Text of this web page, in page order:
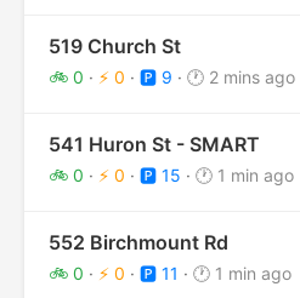
519 Church St
🚲 0 · ⚡ 0 · 🅿️ 9 · 🕐 2 mins ago
541 Huron St - SMART
🚲 0 · ⚡ 0 · 🅿️ 15 · 🕐 1 min ago
552 Birchmount Rd
🚲 0 · ⚡ 0 · 🅿️ 11 · 🕐 1 min ago